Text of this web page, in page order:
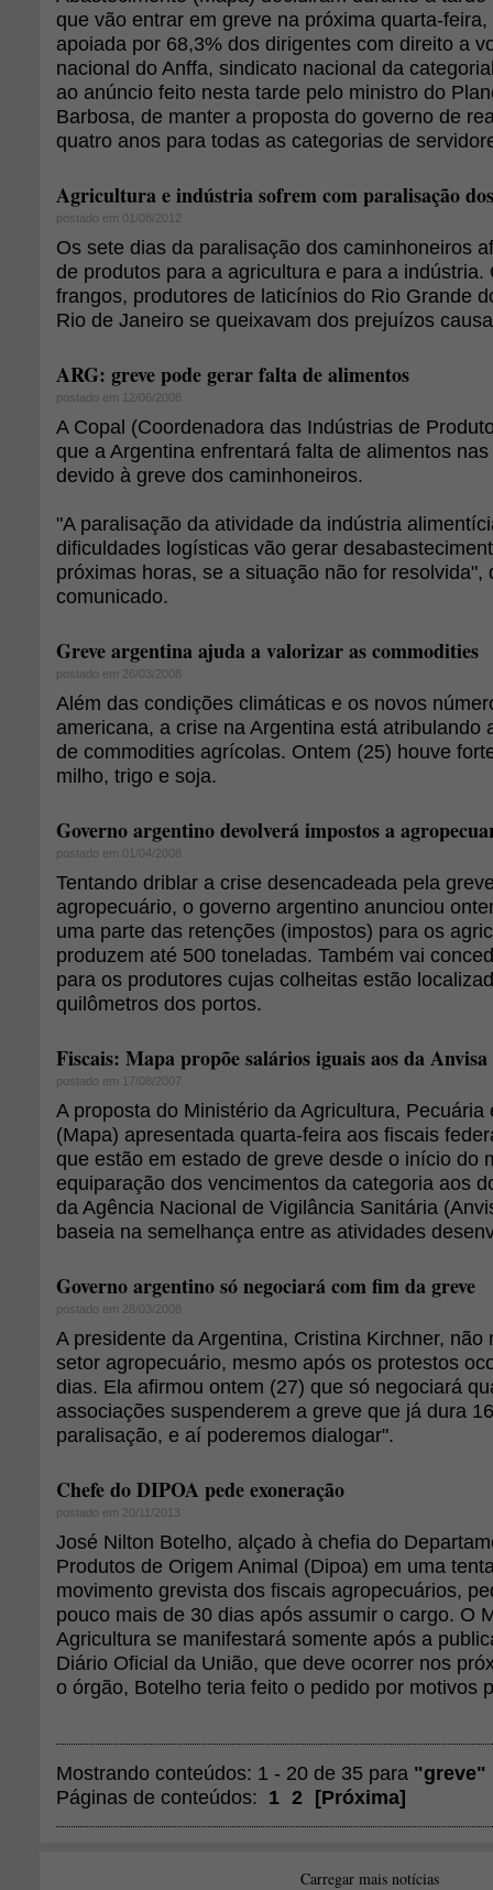
que vão entrar em greve na próxima quarta-
apoiada por 68,3% dos dirigentes com direito a
nacional do Anffa, sindicato nacional da
ao anúncio feito nesta tarde pelo ministro do
Barbosa, de manter a proposta do governo de
quatro anos para todas as categorias de
Agricultura e indústria sofrem com paralisação
postado em 01/08/2012
Os sete dias da paralisação dos caminhoneiros
de produtos para a agricultura e para a indústria.
frangos, produtores de laticínios do Rio Grande
Rio de Janeiro se queixavam dos prejuízos
ARG: greve pode gerar falta de alimentos
postado em 12/06/2008
A Copal (Coordenadora das Indústrias de
que a Argentina enfrentará falta de alimentos
devido à greve dos caminhoneiros.
"A paralisação da atividade da indústria
dificuldades logísticas vão gerar
próximas horas, se a situação não for resolvida",
comunicado.
Greve argentina ajuda a valorizar as commodities
postado em 26/03/2008
Além das condições climáticas e os novos
americana, a crise na Argentina está atribulando
de commodities agrícolas. Ontem (25) houve
milho, trigo e soja.
Governo argentino devolverá impostos a
postado em 01/04/2008
Tentando driblar a crise desencadeada pela
agropecuário, o governo argentino anunciou
uma parte das retenções (impostos) para os
produzem até 500 toneladas. Também vai
para os produtores cujas colheitas estão
quilômetros dos portos.
Fiscais: Mapa propõe salários iguais aos da Anvisa
postado em 17/08/2007
A proposta do Ministério da Agricultura, Pecuária
(Mapa) apresentada quarta-feira aos fiscais
que estão em estado de greve desde o início do
equiparação dos vencimentos da categoria aos
da Agência Nacional de Vigilância Sanitária
baseia na semelhança entre as atividades
Governo argentino só negociará com fim da greve
postado em 28/03/2008
A presidente da Argentina, Cristina Kirchner, não
setor agropecuário, mesmo após os protestos
dias. Ela afirmou ontem (27) que só negociará
associações suspenderem a greve que já dura
paralisação, e aí poderemos dialogar".
Chefe do DIPOA pede exoneração
postado em 20/11/2013
José Nilton Botelho, alçado à chefia do
Produtos de Origem Animal (Dipoa) em uma
movimento grevista dos fiscais agropecuários,
pouco mais de 30 dias após assumir o cargo. O
Agricultura se manifestará somente após a
Diário Oficial da União, que deve ocorrer nos
o órgão, Botelho teria feito o pedido por motivos
Mostrando conteúdos: 1 - 20 de 35 para "greve"
Páginas de conteúdos: 1 2 [Próxima]
Carregar mais notícias